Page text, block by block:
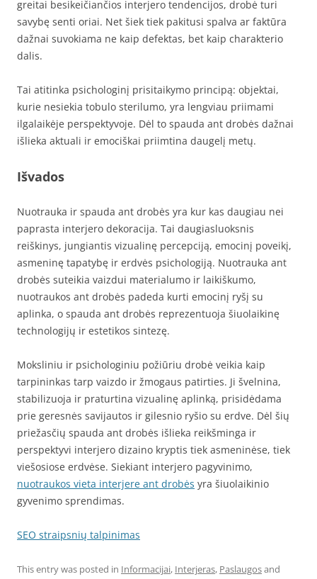
greitai besikeičiančios interjero tendencijos, drobė turi
savybę senti oriai. Net šiek tiek pakitusi spalva ar faktūra
dažnai suvokiama ne kaip defektas, bet kaip charakterio
dalis.
Tai atitinka psichologinį prisitaikymo principą: objektai,
kurie nesiekia tobulo sterilumo, yra lengviau priimami
ilgalaikėje perspektyvoje. Dėl to spauda ant drobės dažnai
išlieka aktuali ir emociškai priimtina daugelį metų.
Išvados
Nuotrauka ir spauda ant drobės yra kur kas daugiau nei
paprasta interjero dekoracija. Tai daugiasluoksnis
reiškinys, jungiantis vizualinę percepciją, emocinį poveikį,
asmeninę tapatybę ir erdvės psichologiją. Nuotrauka ant
drobės suteikia vaizdui materialumo ir laikiškumo,
nuotraukos ant drobės padeda kurti emocinį ryšį su
aplinka, o spauda ant drobės reprezentuoja šiuolaikinę
technologijų ir estetikos sintezę.
Moksliniu ir psichologiniu požiūriu drobė veikia kaip
tarpininkas tarp vaizdo ir žmogaus patirties. Ji švelnina,
stabilizuoja ir praturtina vizualinę aplinką, prisidėdama
prie geresnės savijautos ir gilesnio ryšio su erdve. Dėl šių
priežasčių spauda ant drobės išlieka reikšminga ir
perspektyvi interjero dizaino kryptis tiek asmeninėse, tiek
viešosiose erdvėse. Siekiant interjero pagyvinimo,
nuotraukos vieta interjere ant drobės yra šiuolaikinio
gyvenimo sprendimas.
SEO straipsnių talpinimas
This entry was posted in Informacijai, Interjeras, Paslaugosand